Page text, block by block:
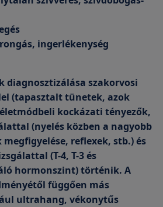
ingerlékenység
diagnosztizálása szakorvosi
(tapasztalt tünetek, azok
kockázati tényezők,
(nyelés közben a nagyobb
reflexek, stb.) és
(T-4, T-3 és
hormonszint) történik. A
függően más
ultrahang, vékonytűs